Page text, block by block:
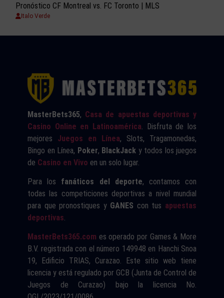
Pronóstico CF Montreal vs. FC Toronto | MLS
Italo Verde
MasterBets365, Casa de apuestas deportivas y
Casino Online en Latinoamérica . Disfruta de los
mejores Juegos en Línea, Slots, Tragamonedas,
Bingo en Línea, Poker, BlackJack y todos los juegos
de Casino en Vivo en un solo lugar.
Para los fanáticos del deporte, contamos con
todas las competiciones deportivas a nivel mundial
para que pronostiques y GANES con tus apuestas
deportivas.
MasterBets365.com es operado por Games & More
B.V. registrada con el número 149948 en Hanchi Snoa
19, Edificio TRIAS, Curazao. Este sitio web tiene
licencia y está regulado por GCB (Junta de Control de
Juegos de Curazao) bajo la licencia No.